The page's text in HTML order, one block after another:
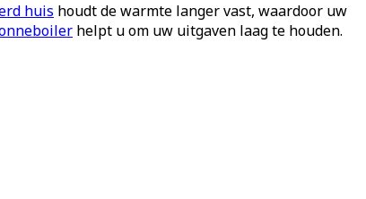
huis houdt de warmte langer vast, waardoor uw
helpt u om uw uitgaven laag te houden.